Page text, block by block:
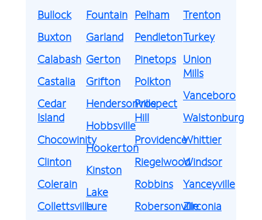
Bullock
Buxton
Calabash
Castalia
Cedar
Island
Chocowinity
Clinton
Colerain
Collettsville
Fountain
Garland
Gerton
Grifton
Hendersonville
Hobbsville
Hookerton
Kinston
Lake
Lure
Pelham
Pendleton
Pinetops
Polkton
Prospect
Hill
Providence
Riegelwood
Robbins
Robersonville
Trenton
Turkey
Union
Mills
Vanceboro
Walstonburg
Whittier
Windsor
Yanceyville
Zirconia